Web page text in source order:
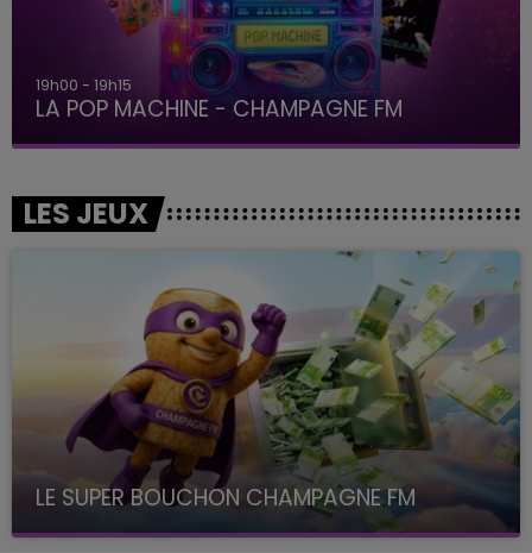
19h00 - 19h15
LA POP MACHINE - CHAMPAGNE FM
LES JEUX
LE SUPER BOUCHON CHAMPAGNE FM
avec La Famille Champagne FM, à 8H10